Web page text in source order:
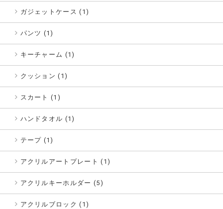
ガジェットケース (1)
パンツ (1)
キーチャーム (1)
クッション (1)
スカート (1)
ハンドタオル (1)
テープ (1)
アクリルアートプレート (1)
アクリルキーホルダー (5)
アクリルブロック (1)